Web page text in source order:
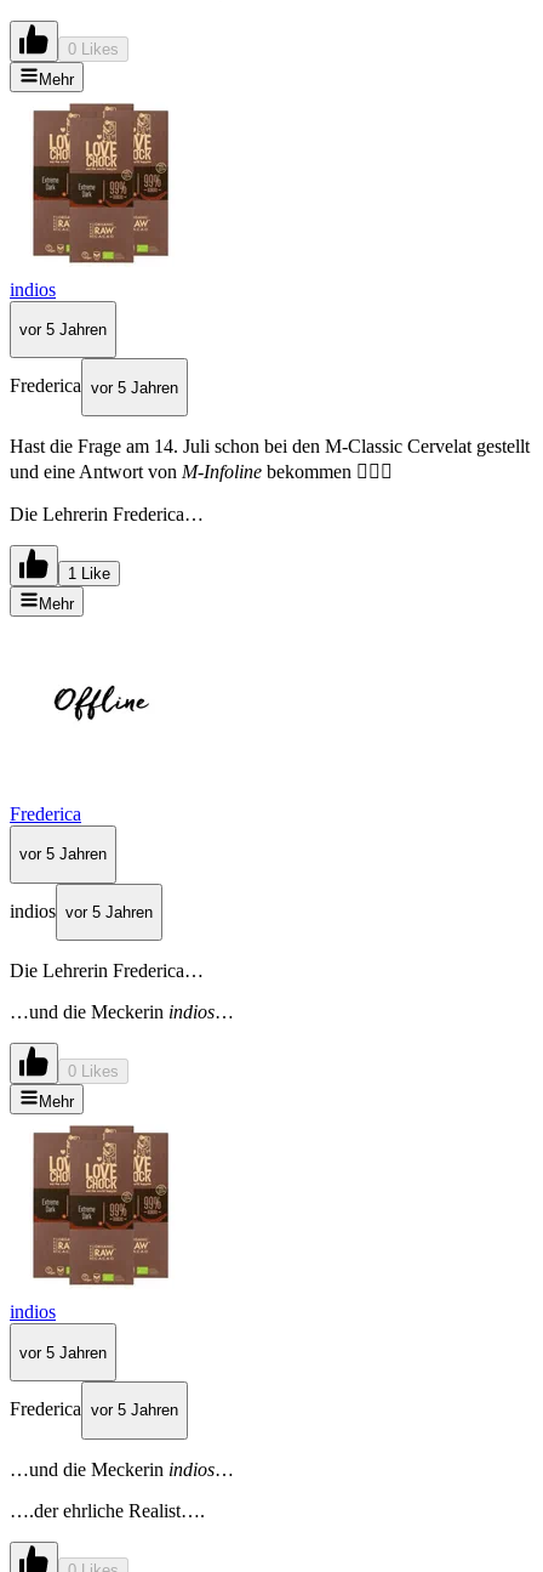
0 Likes
Mehr
indios
vor 5 Jahren
Frederica vor 5 Jahren
Hast die Frage am 14. Juli schon bei den M-Classic Cervelat gestellt
und eine Antwort von M-Infoline bekommen 🤷🏻‍♀️
Die Lehrerin Frederica…
1 Like
Mehr
Frederica
vor 5 Jahren
indios vor 5 Jahren
Die Lehrerin Frederica…
…und die Meckerin indios…
0 Likes
Mehr
indios
vor 5 Jahren
Frederica vor 5 Jahren
…und die Meckerin indios…
….der ehrliche Realist….